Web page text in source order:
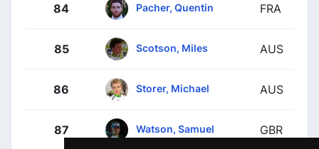
84 Pacher, Quentin FRA
85 Scotson, Miles AUS
86 Storer, Michael AUS
87 Watson, Samuel GBR